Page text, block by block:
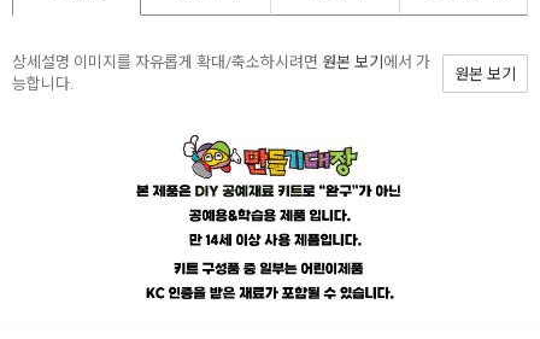
상세설명 이미지를 자유롭게 확대/축소하시려면 원본 보기 에서 가
능합니다.
원본 보기